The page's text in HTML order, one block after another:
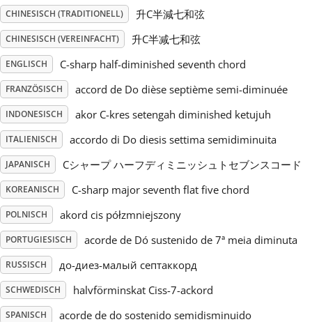
Русский
Svenska
Tiếng Việt
Türkçe
Українська
简体中文
繁體中文
CHINESISCH (TRADITIONELL) 升C半減七和弦
CHINESISCH (VEREINFACHT) 升C半减七和弦
ENGLISCH C-sharp half-diminished seventh chord
FRANZÖSISCH accord de Do dièse septième semi-diminuée
INDONESISCH akor C-kres setengah diminished ketujuh
ITALIENISCH accordo di Do diesis settima semidiminuita
JAPANISCH Cシャープ ハーフディミニッシュトセブンスコード
KOREANISCH C-sharp major seventh flat five chord
POLNISCH akord cis półzmniejszony
PORTUGIESISCH acorde de Dó sustenido de 7ª meia diminuta
RUSSISCH до-диез-малый септаккорд
SCHWEDISCH halvförminskat Ciss-7-ackord
SPANISCH acorde de do sostenido semidisminuido